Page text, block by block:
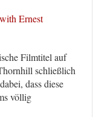
Ernest
Filmtitel auf
schließlich
dass diese
völlig